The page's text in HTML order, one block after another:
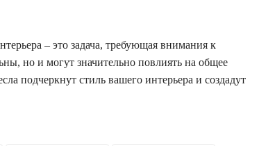
– это задача, требующая внимания к
но и могут значительно повлиять на общее
подчеркнут стиль вашего интерьера и создадут